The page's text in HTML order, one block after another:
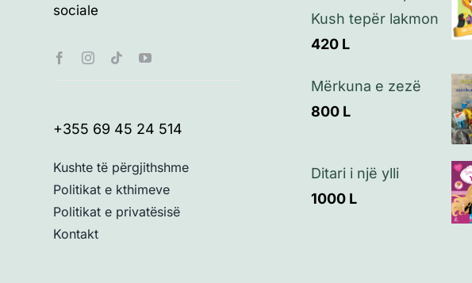
sociale
+355 69 45 24 514
Kushte të përgjithshme
Politikat e kthimeve
Politikat e privatësisë
Kontakt
Kush tepër lakmon
420 L
Mërkuna e zezë
800 L
Ditari i një ylli
1000 L